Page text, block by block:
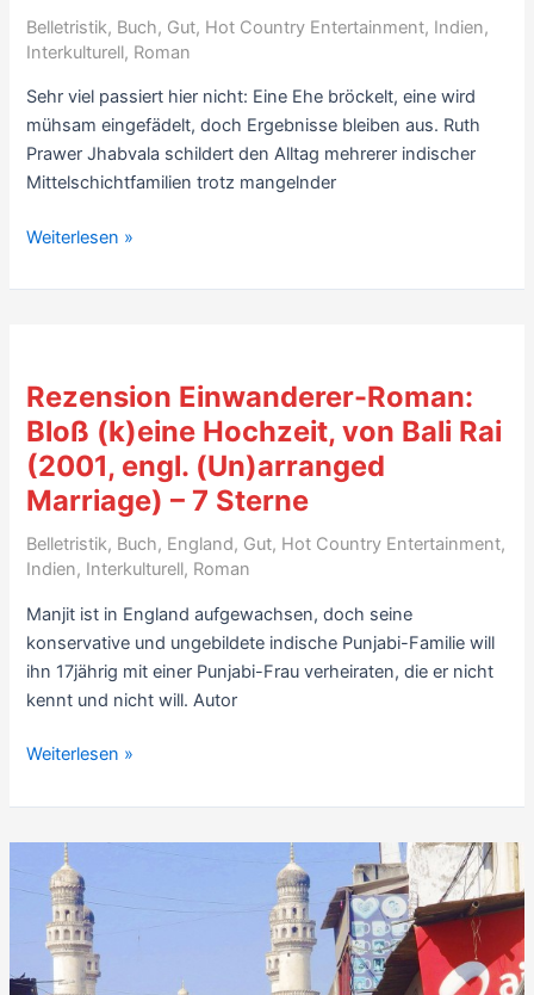
Belletristik, Buch, Gut, Hot Country Entertainment, Indien,
Interkulturell, Roman
Sehr viel passiert hier nicht: Eine Ehe bröckelt, eine wird
mühsam eingefädelt, doch Ergebnisse bleiben aus. Ruth
Prawer Jhabvala schildert den Alltag mehrerer indischer
Mittelschichtfamilien trotz mangelnder
Rezension
Roman:
von
Ruth
Prawer
Jhabvala
–
7
Sterne
Weiterlesen »
Rezension Einwanderer-Roman:
Bloß (k)eine Hochzeit, von Bali Rai
(2001, engl. (Un)arranged
Marriage) – 7 Sterne
Belletristik, Buch, England, Gut, Hot Country Entertainment,
Indien, Interkulturell, Roman
Manjit ist in England aufgewachsen, doch seine
konservative und ungebildete indische Punjabi-Familie will
ihn 17jährig mit einer Punjabi-Frau verheiraten, die er nicht
kennt und nicht will. Autor
Rezension
Roman:
Bloß
(k)eine
Hochzeit,
von
Bali
Rai
Weiterlesen »